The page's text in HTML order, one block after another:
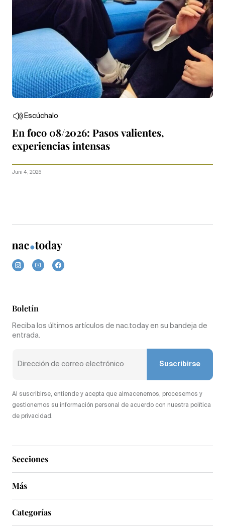
Escúchalo
En foco 08/2026: Pasos valientes,
experiencias intensas
Juni 4, 2026
Secciones
Más
Boletín
Reciba los últimos artículos de nac.today en su bandeja de
entrada.
Suscribirse
Al suscribirse, entiende y acepta que almacenemos, procesemos y
gestionemos su información personal de acuerdo con nuestra política
de privacidad.
Categorías